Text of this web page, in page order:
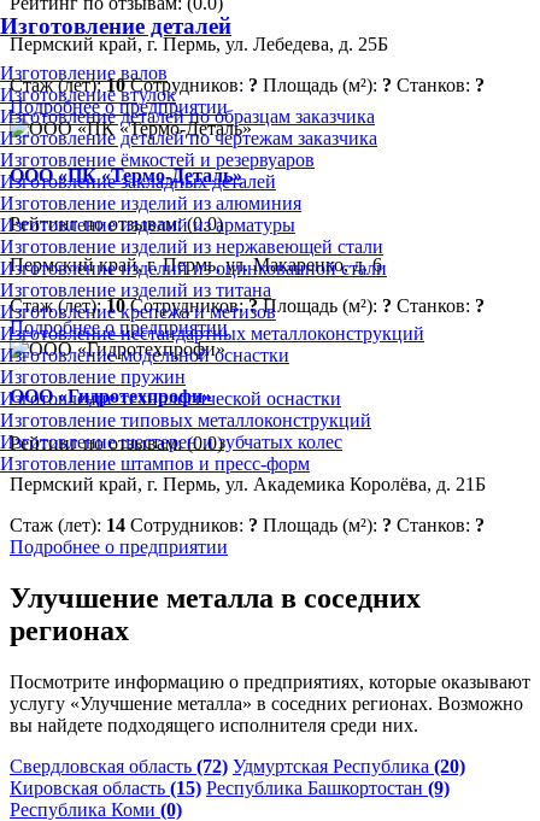
Изготовление деталей
Изготовление валов
Изготовление втулок
Изготовление деталей по образцам заказчика
Изготовление деталей по чертежам заказчика
Изготовление ёмкостей и резервуаров
Изготовление закладных деталей
Изготовление изделий из алюминия
Изготовление изделий из арматуры
Изготовление изделий из нержавеющей стали
Изготовление изделий из оцинкованной стали
Изготовление изделий из титана
Изготовление крепежа и метизов
Изготовление нестандартных металлоконструкций
Изготовление модельной оснастки
Изготовление пружин
Изготовление технологической оснастки
Изготовление типовых металлоконструкций
Изготовление шестерен и зубчатых колес
Изготовление штампов и пресс-форм
Пермский край, г. Пермь, ул. Лебедева, д. 25Б
Стаж (лет):10 Сотрудников: ? Площадь (м²): ? Станков: ?
Подробнее о предприятии
ООО «ПК «Термо-Деталь»
Рейтинг по отзывам:(0.0)
Пермский край, г. Пермь, ул. Макаренко, д. 6
Стаж (лет):10 Сотрудников:? Площадь (м²): ? Станков: ?
Подробнее о предприятии
ООО «Гидротехпрофи»
Рейтинг по отзывам:(0.0)
Пермский край, г. Пермь, ул. Академика Королёва, д. 21Б
Стаж (лет): 14 Сотрудников: ? Площадь (м²): ? Станков: ?
Подробнее о предприятии
Улучшение металла в соседних
регионах
Посмотрите информацию о предприятиях, которые оказывают
услугу «Улучшение металла» в соседних регионах. Возможно
вы найдете подходящего исполнителя среди них.
Свердловская область (72) Удмуртская Республика (20)
Кировская область (15) Республика Башкортостан (9)
Республика Коми (0)